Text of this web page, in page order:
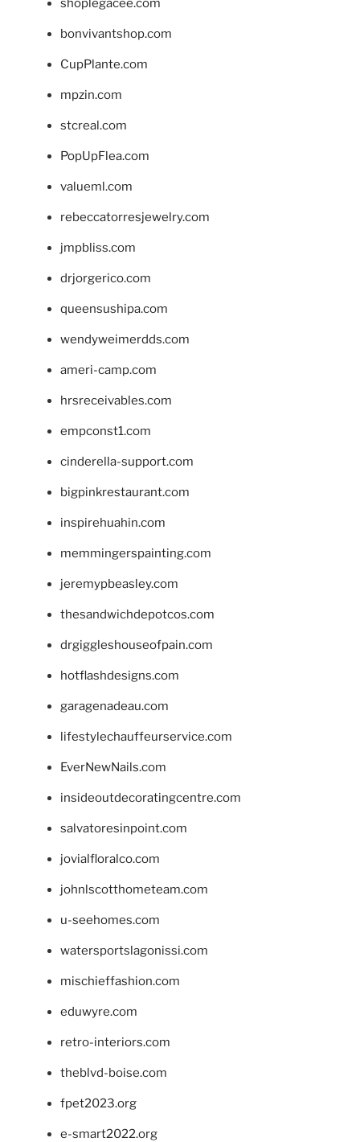
shoplegacee.com
bonvivantshop.com
CupPlante.com
mpzin.com
stcreal.com
PopUpFlea.com
valueml.com
rebeccatorresjewelry.com
jmpbliss.com
drjorgerico.com
queensushipa.com
wendyweimerdds.com
ameri-camp.com
hrsreceivables.com
empconst1.com
cinderella-support.com
bigpinkrestaurant.com
inspirehuahin.com
memmingerspainting.com
jeremypbeasley.com
thesandwichdepotcos.com
drgiggleshouseofpain.com
hotflashdesigns.com
garagenadeau.com
lifestylechauffeurservice.com
EverNewNails.com
insideoutdecoratingcentre.com
salvatoresinpoint.com
jovialfloralco.com
johnlscotthometeam.com
u-seehomes.com
watersportslagonissi.com
mischieffashion.com
eduwyre.com
retro-interiors.com
theblvd-boise.com
fpet2023.org
e-smart2022.org